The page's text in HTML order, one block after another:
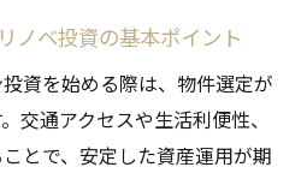
ノベ投資の基本ポイント
資を始める際は、物件選定が
交通アクセスや生活利便性、
とで、安定した資産運用が期